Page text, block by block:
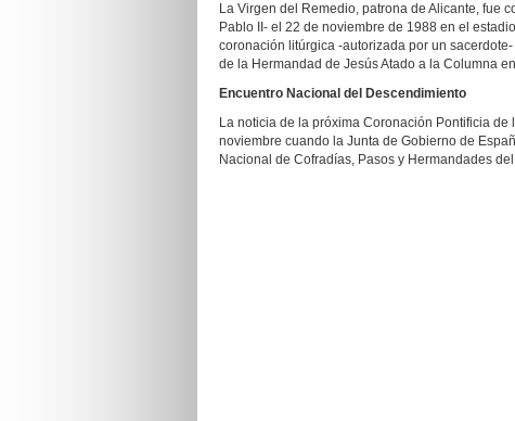
La Virgen del Remedio, patrona de Alicante, fue
Pablo II- el 22 de noviembre de 1988 en el
coronación litúrgica -autorizada por un
de la Hermandad de Jesús Atado a la Columna
Encuentro Nacional del Descendimiento
La noticia de la próxima Coronación Pontificia
noviembre cuando la Junta de Gobierno de
Nacional de Cofradías, Pasos y Hermandades